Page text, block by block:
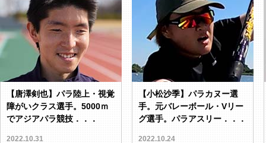
【唐澤剣也】パラ陸上・視覚
障がいクラス選手。5000ｍ
でアジアパラ競技．．．
2022.10.31
【小松沙季】パラカヌー選
手。元バレーボール・Vリー
グ選手。パラアスリー．．．
2022.10.24